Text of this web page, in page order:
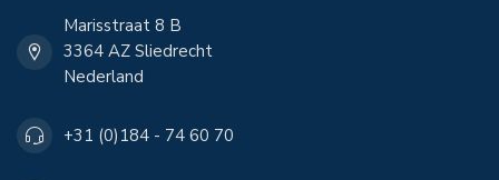
Marisstraat 8 B
3364 AZ Sliedrecht
Nederland
+31 (0)184 - 74 60 70